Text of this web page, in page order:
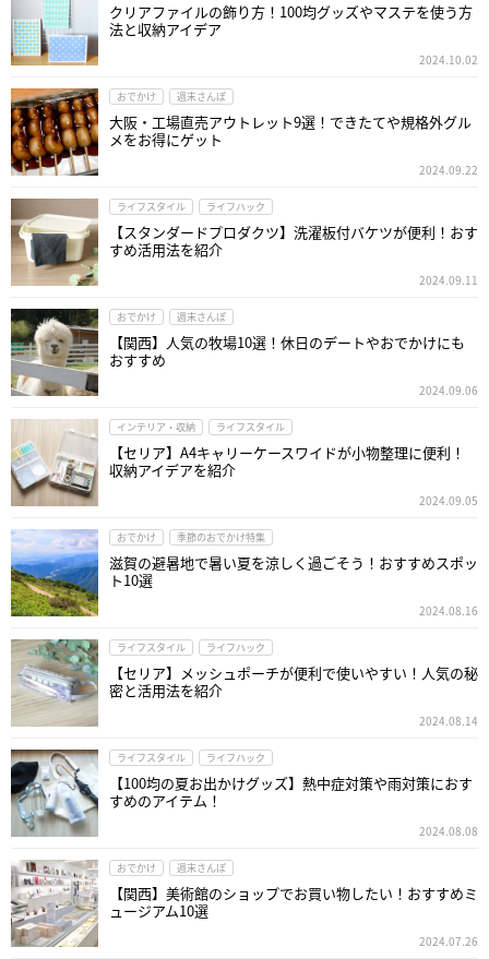
クリアファイルの飾り方！100均グッズやマステを使う方
法と収納アイデア
2024.10.02
おでかけ 週末さんぽ
大阪・工場直売アウトレット9選！できたてや規格外グル
メをお得にゲット
2024.09.22
ライフスタイル ライフハック
【スタンダードプロダクツ】洗濯板付バケツが便利！おす
すめ活用法を紹介
2024.09.11
おでかけ 週末さんぽ
【関西】人気の牧場10選！休日のデートやおでかけにも
おすすめ
2024.09.06
インテリア・収納 ライフスタイル
【セリア】A4キャリーケースワイドが小物整理に便利！
収納アイデアを紹介
2024.09.05
おでかけ 季節のおでかけ特集
滋賀の避暑地で暑い夏を涼しく過ごそう！おすすめスポッ
ト10選
2024.08.16
ライフスタイル ライフハック
【セリア】メッシュポーチが便利で使いやすい！人気の秘
密と活用法を紹介
2024.08.14
ライフスタイル ライフハック
【100均の夏お出かけグッズ】熱中症対策や雨対策におす
すめのアイテム！
2024.08.08
おでかけ 週末さんぽ
【関西】美術館のショップでお買い物したい！おすすめミ
ュージアム10選
2024.07.26